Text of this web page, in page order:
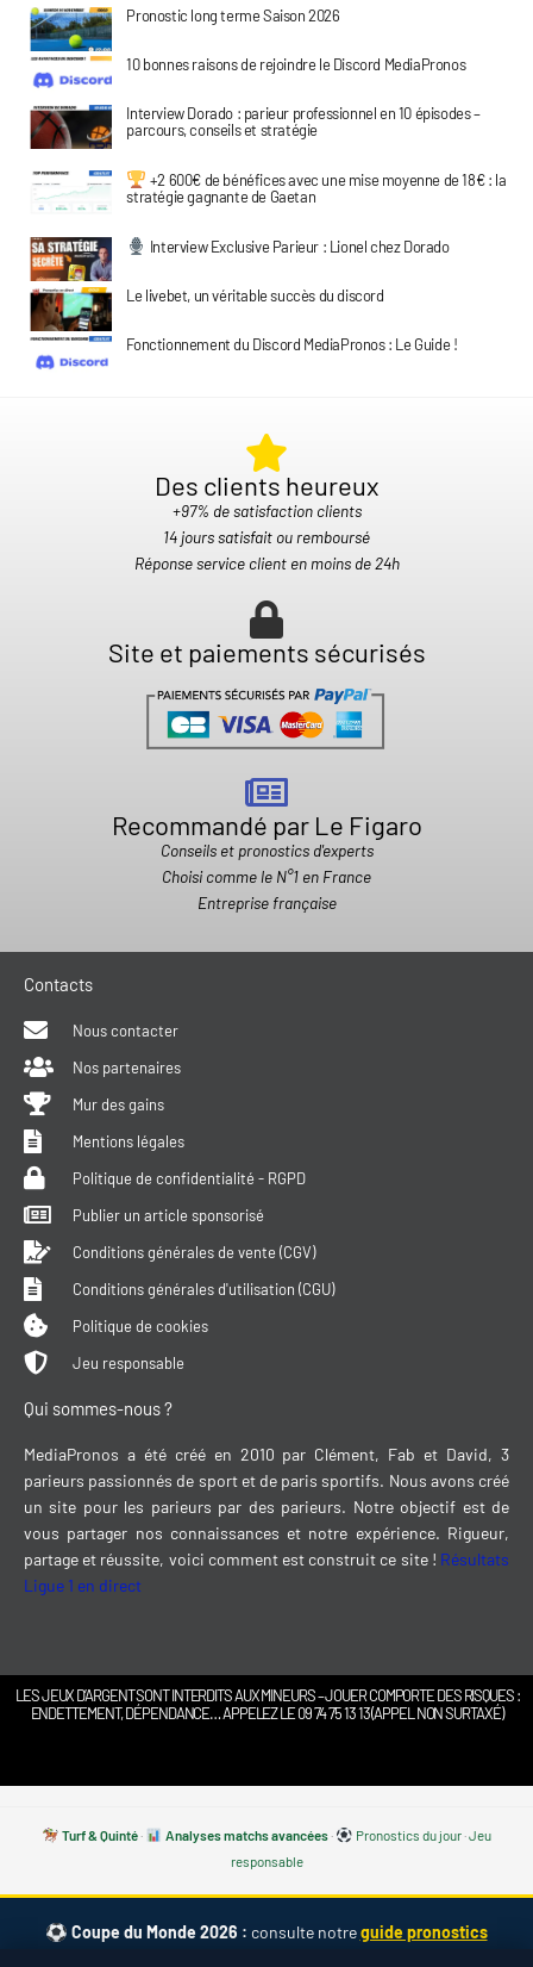
Pronostic long terme Saison 2026
10 bonnes raisons de rejoindre le Discord MediaPronos
Interview Dorado : parieur professionnel en 10 épisodes –
parcours, conseils et stratégie
+2 600€ de bénéfices avec une mise moyenne de 18€ : la
stratégie gagnante de Gaetan
Interview Exclusive Parieur : Lionel chez Dorado
Le livebet, un véritable succès du discord
Fonctionnement du Discord MediaPronos : Le Guide !
Des clients heureux​
+97% de satisfaction clients
14 jours satisfait ou remboursé
Réponse service client en moins de 24h
Site et paiements sécurisés
Recommandé par Le Figaro
Conseils et pronostics d'experts
Choisi comme le N°1 en France
Entreprise française
Contacts
Nous contacter
Nos partenaires
Mur des gains
Mentions légales
Politique de confidentialité - RGPD
Publier un article sponsorisé
Conditions générales de vente (CGV)
Conditions générales d'utilisation (CGU)
Politique de cookies
Jeu responsable
Qui sommes-nous ?
MediaPronos a été créé en 2010 par Clément, Fab et David, 3
parieurs passionnés de sport et de paris sportifs. Nous avons créé
un site pour les parieurs par des parieurs. Notre objectif est de
vous partager nos connaissances et notre expérience. Rigueur,
partage et réussite, voici comment est construit ce site ! Résultats
Ligue 1 en direct
LES JEUX D’ARGENT SONT INTERDITS AUX MINEURS – JOUER COMPORTE DES RISQUES :
ENDETTEMENT, DÉPENDANCE… APPELEZ LE 09 74 75 13 13 (APPEL NON SURTAXÉ)
Turf & Quinté· Analyses matchs avancées· Pronostics du jour·Jeu
responsable
Coupe du Monde 2026 : consulte notreguide pronostics